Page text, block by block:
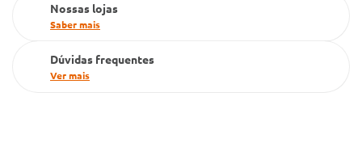
Nossas lojas
Saber mais
Dúvidas frequentes
Ver mais